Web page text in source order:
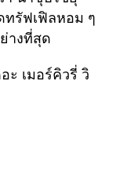
ทรัฟเฟิลหอม ๆ
างที่สุด
ะ เมอร์คิวรี่ วิ